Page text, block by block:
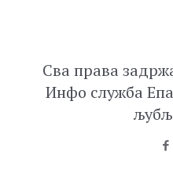
Сва права
Инфо служба